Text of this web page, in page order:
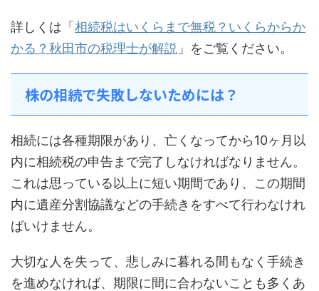
詳しくは「相続税はいくらまで無税？いくらからか
かる？秋田市の税理士が解説 」をご覧ください。
株の相続で失敗しないためには？
相続には各種期限があり、亡くなってから10ヶ月以
内に相続税の申告まで完了しなければなりません。
これは思っている以上に短い期間であり、この期間
内に遺産分割協議などの手続きをすべて行わなけれ
ばいけません。
大切な人を失って、悲しみに暮れる間もなく手続き
を進めなければ、期限に間に合わないことも多くあ